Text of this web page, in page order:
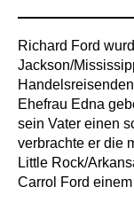
Richard Ford
Jackson/
Ehefrau Edna
sein Vater einen
verbrachte er die
Little Rock/
Carrol Ford